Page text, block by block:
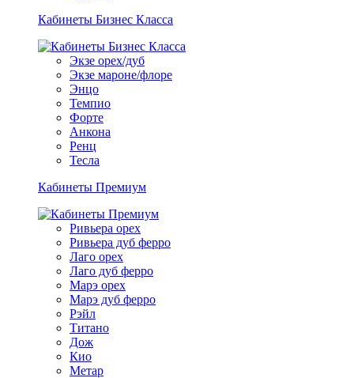
Кабинеты Бизнес Класса
Экзе орех/дуб
Экзе мароне/флоре
Энцо
Темпио
Форте
Анкона
Ренц
Тесла
Кабинеты Премиум
Ривьера орех
Ривьера дуб ферро
Лаго орех
Лаго дуб ферро
Марэ орех
Марэ дуб ферро
Рэйл
Титано
Дож
Кио
Метар